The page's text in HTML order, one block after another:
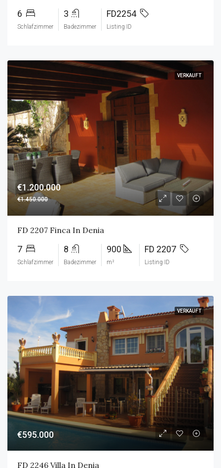
6
Schlafzimmer
3
Badezimmer
FD2254
Listing ID
VERKAUFT
€1.200.000
€1.450.000
FD 2207 Finca In Denia
7
Schlafzimmer
8
Badezimmer
900
m²
FD 2207
Listing ID
VERKAUFT
€595.000
FD 2246 Villa In Denia